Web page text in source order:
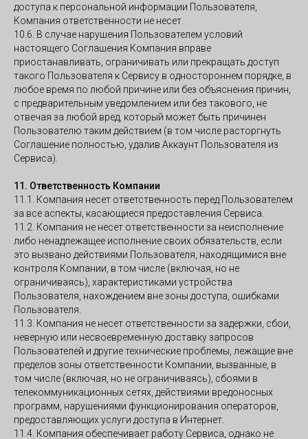
доступа к персональной информации Пользователя,
Компания ответственности не несет.
10.6. В случае нарушения Пользователем условий
настоящего Соглашения Компания вправе
приостанавливать, ограничивать или прекращать доступ
такого Пользователя к Сервису в одностороннем порядке, в
любое время по любой причине или без объяснения причин,
с предварительным уведомлением или без такового, не
отвечая за любой вред, который может быть причинен
Пользователю таким действием (в том числе расторгнуть
Соглашение полностью, удалив Аккаунт Пользователя из
Сервиса).
11. Ответственность Компании
11.1. Компания несет ответственность перед Пользователем
за все аспекты, касающиеся предоставления Сервиса.
11.2. Компания не несет ответственности за неисполнение
либо ненадлежащее исполнение своих обязательств, если
это вызвано действиями Пользователя, находящимися вне
контроля Компании, в том числе (включая, но не
ограничиваясь), характеристиками устройства
Пользователя, нахождением вне зоны доступа, ошибками
Пользователя.
11.3. Компания не несет ответственности за задержки, сбои,
неверную или несвоевременную доставку запросов
Пользователей и другие технические проблемы, лежащие вне
пределов зоны ответственности Компании, вызванные, в
том числе (включая, но не ограничиваясь), сбоями в
телекоммуникационных сетях, действиями вредоносных
программ, нарушениями функционирования операторов,
предоставляющих услуги доступа в Интернет.
11.4. Компания обеспечивает работу Сервиса, однако не